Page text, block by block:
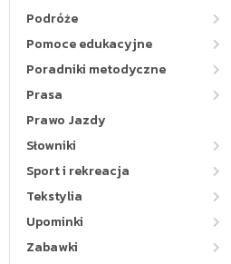
Podróże
Pomoce edukacyjne
Poradniki metodyczne
Prasa
Prawo Jazdy
Słowniki
Sport i rekreacja
Tekstylia
Upominki
Zabawki